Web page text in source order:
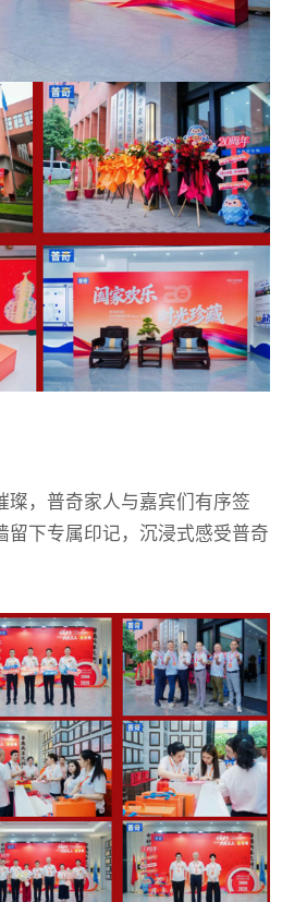
璨，普奇家人与嘉宾们有序签
留下专属印记，沉浸式感受普奇